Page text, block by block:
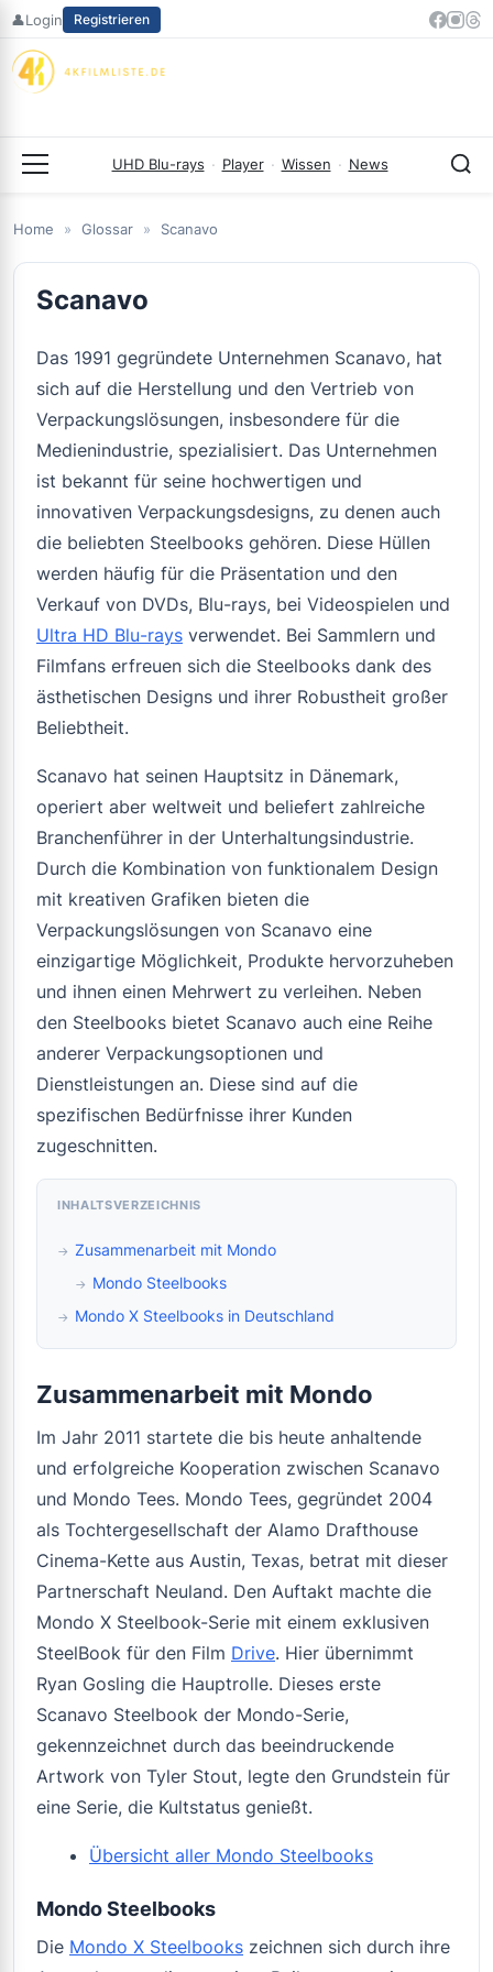
Zum
springen
👤Login Registrieren
UHD Blu-rays · Player · Wissen · News
Home » Glossar » Scanavo
Scanavo
Das 1991 gegründete Unternehmen Scanavo, hat
sich auf die Herstellung und den Vertrieb von
Verpackungslösungen, insbesondere für die
Medienindustrie, spezialisiert. Das Unternehmen
ist bekannt für seine hochwertigen und
innovativen Verpackungsdesigns, zu denen auch
die beliebten Steelbooks gehören. Diese Hüllen
werden häufig für die Präsentation und den
Verkauf von DVDs, Blu-rays, bei Videospielen und
Ultra HD Blu-rays verwendet. Bei Sammlern und
Filmfans erfreuen sich die Steelbooks dank des
ästhetischen Designs und ihrer Robustheit großer
Beliebtheit.
Scanavo hat seinen Hauptsitz in Dänemark,
operiert aber weltweit und beliefert zahlreiche
Branchenführer in der Unterhaltungsindustrie.
Durch die Kombination von funktionalem Design
mit kreativen Grafiken bieten die
Verpackungslösungen von Scanavo eine
einzigartige Möglichkeit, Produkte hervorzuheben
und ihnen einen Mehrwert zu verleihen. Neben
den Steelbooks bietet Scanavo auch eine Reihe
anderer Verpackungsoptionen und
Dienstleistungen an. Diese sind auf die
spezifischen Bedürfnisse ihrer Kunden
zugeschnitten.
INHALTSVERZEICHNIS
Zusammenarbeit mit Mondo
Mondo Steelbooks
Mondo X Steelbooks in Deutschland
Zusammenarbeit mit Mondo
Im Jahr 2011 startete die bis heute anhaltende
und erfolgreiche Kooperation zwischen Scanavo
und Mondo Tees. Mondo Tees, gegründet 2004
als Tochtergesellschaft der Alamo Drafthouse
Cinema-Kette aus Austin, Texas, betrat mit dieser
Partnerschaft Neuland. Den Auftakt machte die
Mondo X Steelbook-Serie mit einem exklusiven
SteelBook für den Film Drive. Hier übernimmt
Ryan Gosling die Hauptrolle. Dieses erste
Scanavo Steelbook der Mondo-Serie,
gekennzeichnet durch das beeindruckende
Artwork von Tyler Stout, legte den Grundstein für
eine Serie, die Kultstatus genießt.
Übersicht aller Mondo Steelbooks
Mondo Steelbooks
Die Mondo X Steelbooks zeichnen sich durch ihre